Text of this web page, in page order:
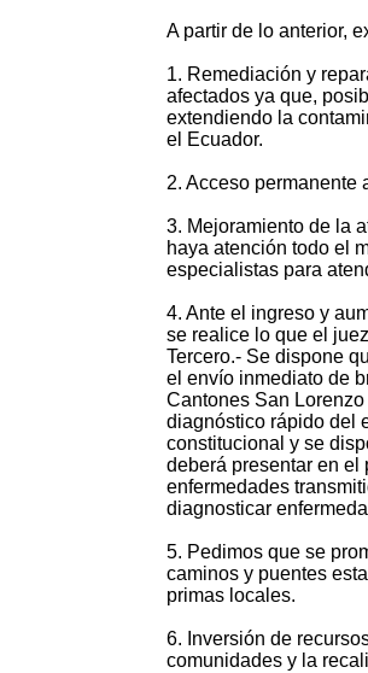
A partir de lo anterior,
1. Remediación y
afectados ya que,
extendiendo la
el Ecuador.
2. Acceso permanente
3. Mejoramiento de la
haya atención todo el
especialistas para
4. Ante el ingreso y
se realice lo que el
Tercero.- Se dispone
el envío inmediato de
Cantones San
diagnóstico rápido del
constitucional y se
deberá presentar en
enfermedades
diagnosticar
5. Pedimos que se
caminos y puentes
primas locales.
6. Inversión de
comunidades y la